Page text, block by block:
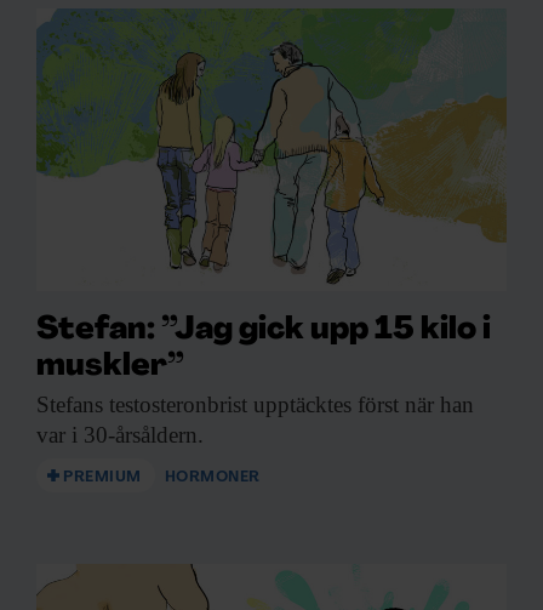
samlat in när du har använt deras tjänster.
Stefan: ”Jag gick upp 15 kilo i
muskler”
Stefans testosteronbrist upptäcktes först när han
var i 30-årsåldern.
PREMIUM HORMONER